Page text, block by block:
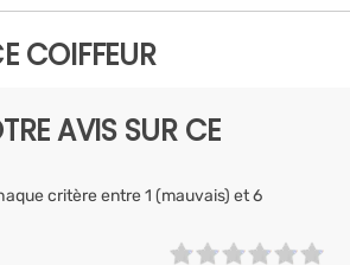
COIFFEUR
AVIS SUR CE
critère entre 1 (mauvais) et 6